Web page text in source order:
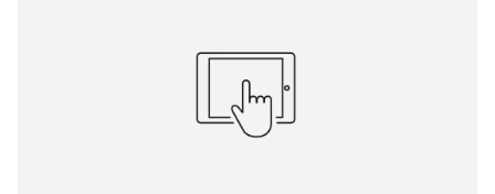
WORLDSKILLS ȘI TINERELE TALENTE
EVENIMENTE EDUCAȚIONALE